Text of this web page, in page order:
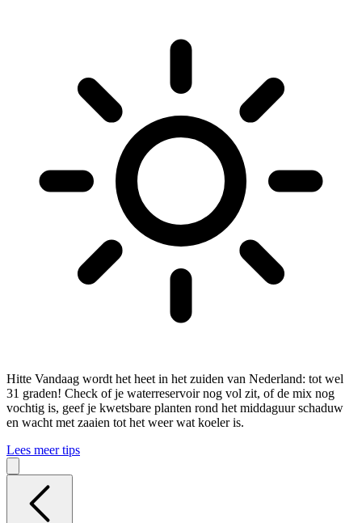
Hitte Vandaag wordt het heet in het zuiden van Nederland: tot wel
31 graden! Check of je waterreservoir nog vol zit, of de mix nog
vochtig is, geef je kwetsbare planten rond het middaguur schaduw
en wacht met zaaien tot het weer wat koeler is.
Lees meer tips